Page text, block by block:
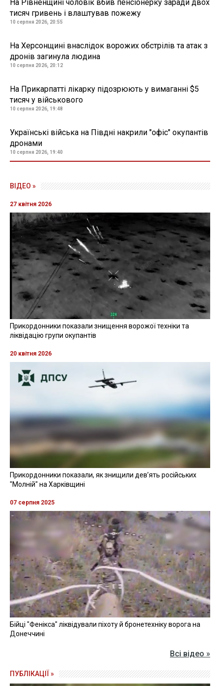
На Рівненщині чоловік вбив пенсіонерку заради двох
тисяч гривень і влаштував пожежу
10 серпня 2026, 20:55
На Херсонщині внаслідок ворожих обстрілів та атак з
дронів загинула людина
10 серпня 2026, 20:12
На Прикарпатті лікарку підозрюють у вимаганні $5
тисяч у військового
10 серпня 2026, 19:48
Українські війська на Півдні накрили "офіс" окупантів
дронами
10 серпня 2026, 19:40
08 липня 2021, 11:14
В одеських дитсадках виявили
кишкову паличку
Фото: з відкритих джерел
Читайте также
на русском языке
У двох дитячих садках №304 і №106 міста Одеси
фахівці виявили в їжі кишкову паличку
Як передаєRegioNews, про цеповідомилив
пресслужбі Одеського обласного лабораторного
Відхилення від чинних нормативів
встановлено в дошкільних закладах № 304
та № 106 (виявлені бактерії групи кишкової
палички в готових стравах)", - йдеться у
повідомленні.
Крім того, було виявлено, що порушують санітарні
норми в ТОВ "Восток" - зафіксовано мікробне
забруднення інвентарю та рук кухаря, а у КНП "Міська
клінічна лікарня №1" ОМР - мікробне забруднення
кухонного посуду.
Інформація щодо отриманих результатів була
доведена до керівників закладів, Одеського
міського голови та Головного управління
Держпродспоживслужби.
Нагадаємо, раніше